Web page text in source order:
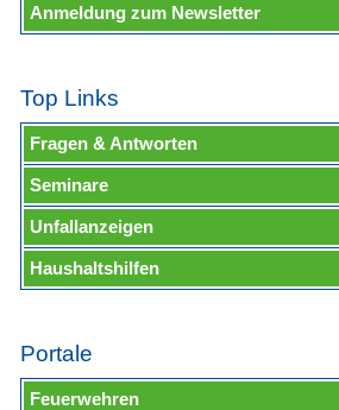
Anmeldung zum Newsletter
Top Links
Fragen & Antworten
Seminare
Unfallanzeigen
Haushaltshilfen
Portale
Feuerwehren